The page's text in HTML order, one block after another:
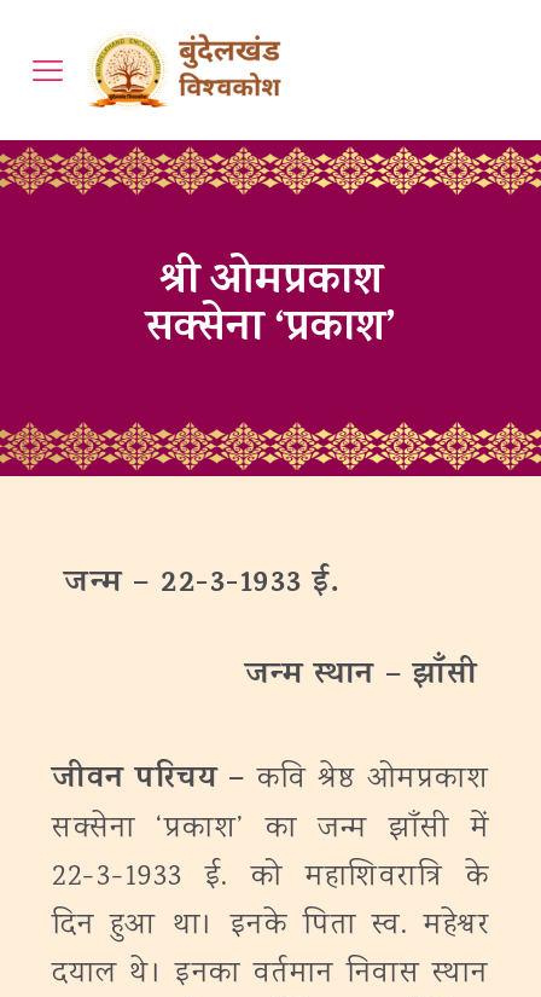
श्री ओमप्रकाश
सक्सेना ‘प्रकाश’
जन्‍म – 22-3-1933 ई.
जन्‍मस्थान – झाँसी
जीवन परिचय –कवि श्रेष्ठ ओमप्रकाश
सक्सेना ‘प्रकाश’ का जन्म झाँसी में
22-3-1933 ई. को महाशिवरात्रि के
दिन हुआ था। इनके पिता स्व. महेश्वर
दयाल थे। इनका वर्तमान निवास स्थान